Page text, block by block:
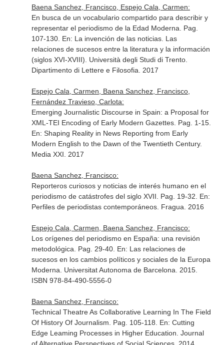
Baena Sanchez, Francisco, Espejo Cala, Carmen:
En busca de un vocabulario compartido para describir y
representar el periodismo de la Edad Moderna. Pag.
107-130. En: La invención de las noticias. Las
relaciones de sucesos entre la literatura y la información
(siglos XVI-XVIII) . Università degli Studi di Trento.
Dipartimento di Lettere e Filosofia. 2017
Espejo Cala, Carmen, Baena Sanchez, Francisco,
Fernández Travieso, Carlota:
Emerging Journalistic Discourse in Spain: a Proposal for
XML-TEI Encoding of Early Modern Gazettes. Pag. 1-15.
En: Shaping Reality in News Reporting from Early
Modern English to the Dawn of the Twentieth Century.
Media XXI. 2017
Baena Sanchez, Francisco:
Reporteros curiosos y noticias de interés humano en el
periodismo de catástrofes del siglo XVII. Pag. 19-32. En:
Perfiles de periodistas contemporáneos. Fragua. 2016
Espejo Cala, Carmen, Baena Sanchez, Francisco:
Los orígenes del periodismo en España: una revisión
metodológica. Pag. 29-40. En: Las relaciones de
sucesos en los cambios políticos y sociales de la Europa
Moderna . Universitat Autonoma de Barcelona. 2015.
ISBN 978-84-490-5556-0
Baena Sanchez, Francisco:
Technical Theatre As Collaborative Learning In The Field
Of History Of Journalism. Pag. 105-118. En: Cutting
Edge Leaming Processes in Higher Education . Journal